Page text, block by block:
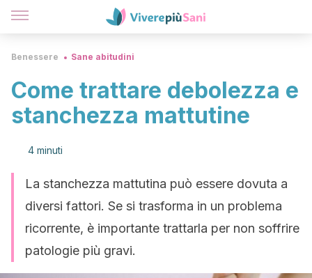
Benessere Sane abitudini
Come trattare debolezza e
stanchezza mattutine
4 minuti
La stanchezza mattutina può essere dovuta a
diversi fattori. Se si trasforma in un problema
ricorrente, è importante trattarla per non soffrire
patologie più gravi.